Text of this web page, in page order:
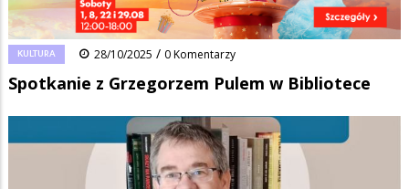
nawigacyjnaFacebookPinterestTumblr
0 Reddit Share
KULTURA 28/10/2025 / 0 Komentarzy
Spotkanie z Grzegorzem Pulem w Bibliotece